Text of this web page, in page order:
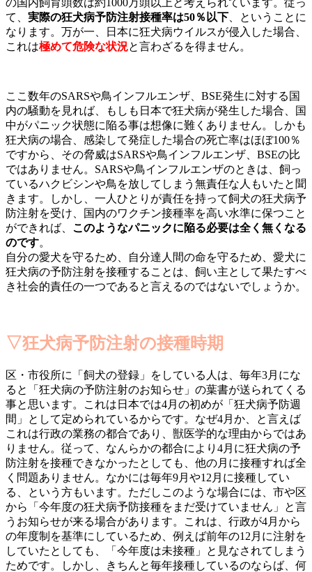
の国内飼育頭数は約1000万頭以上と考えられています。従っ
て、 実際の狂犬病予防注射接種率は50％以下 、ということに
なります。万が一、日本に狂犬病ウイルスが侵入した場合、
これは極めて危険な状況と言わざるを得ません。
ここ数年のSARSや鳥インフルエンザ、BSE発生に対する国
内の騒動を見れば、もしも日本で狂犬病が発生した場合、国
中がパニック状態に陥る事は想像に難くありません。しかも
狂犬病の場合、感染して発症した場合の死亡率はほぼ100％
ですから、その脅威はSARSや鳥インフルエンザ、BSEの比
ではありません。SARSや鳥インフルエンザのときは、飼っ
ているハクビシンや鳥を放してしまう無責任な人もいたと聞
きます。しかし、一人ひとりが責任を持って飼犬の狂犬病予
防注射を受け、国内のワクチン接種率を高い水準に保つこと
ができれば、 このようなパニックに陥る必要は全く無くなる
のです。
自分の愛犬を守るため、自分達人間の命を守るため、愛犬に
狂犬病の予防注射を接種することは、飼い主として果たすべ
き社会的責任の一つであると言えるのではないでしょうか。
▽狂犬病予防注射の接種時期
区・市役所に「飼犬の登録」をしている人は、毎年3月にな
ると「狂犬病の予防注射のお知らせ」の葉書が送られてくる
事と思います。これは日本では4月の初めが「狂犬病予防週
間」として定められているからです。なぜ4月か、と言えば
これは行政の業務の都合であり、獣医学的な理由からではあ
りません。従って、なんらかの都合により4月に狂犬病の予
防注射を接種できなかったとしても、他の月に接種すれば全
く問題ありません。なかには毎年9月や12月に接種してい
る、という方もいます。ただしこのような場合には、市や区
から「今年度の狂犬病予防接種をまだ受けていません」と言
うお知らせが来る場合があります。これは、行政が4月から
の年度制を基準にしているため、例えば前年の12月に注射を
していたとしても、「今年度は未接種」と見なされてしまう
ためです。しかし、きちんと毎年接種しているのならば、何